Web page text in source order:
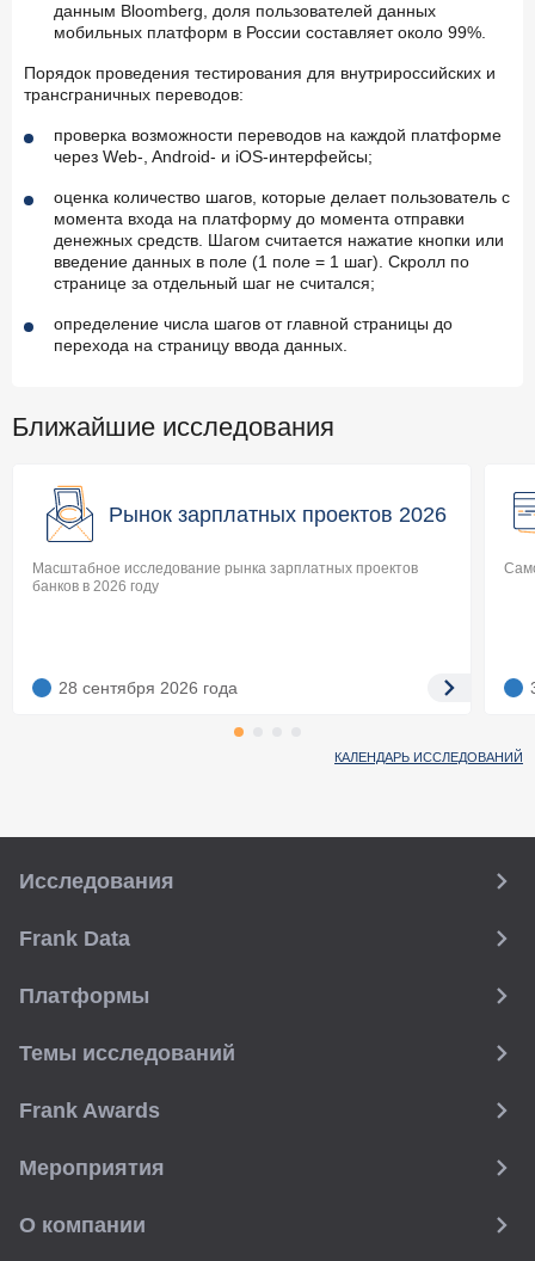
данным Bloomberg, доля пользователей данных
мобильных платформ в России составляет около 99%.
Порядок проведения тестирования для внутрироссийских и
трансграничных переводов:
проверка возможности переводов на каждой платформе
через Web-, Android- и iOS-интерфейсы;
оценка количество шагов, которые делает пользователь с
момента входа на платформу до момента отправки
денежных средств. Шагом считается нажатие кнопки или
введение данных в поле (1 поле = 1 шаг). Скролл по
странице за отдельный шаг не считался;
определение числа шагов от главной страницы до
перехода на страницу ввода данных.
Ближайшие исследования
Рынок зарплатных проектов 2026
Масштабное исследование рынка зарплатных проектов
банков в 2026 году
28 сентября 2026 года
КАЛЕНДАРЬ ИССЛЕДОВАНИЙ
Исследования
Frank Data
Платформы
Темы исследований
Frank Awards
Мероприятия
О компании